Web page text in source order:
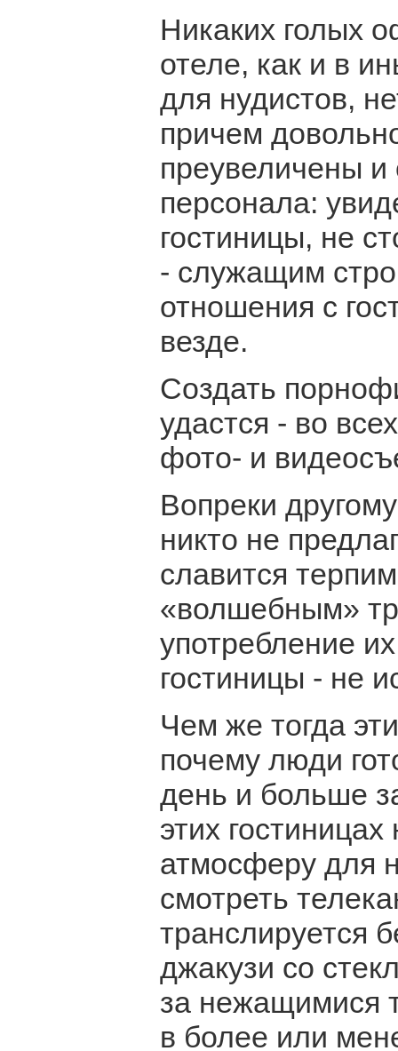
Никаких голых
отеле, как и в
для нудистов,
причем
преувеличены
персонала:
гостиницы, не
- служащим
отношения с
везде.
Создать
удастся - во
фото- и
Вопреки
никто не
славится
«волшебным»
употребление
гостиницы - не
Чем же тогда
почему люди
день и больше
этих
атмосферу для
смотреть
транслируется
джакузи со
за нежащимися
в более или